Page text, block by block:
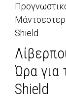
Μάντσεστερ
Shield
Ώρα για
Shield